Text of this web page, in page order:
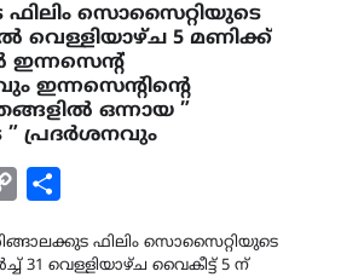
ഫിലിം സൊസൈറ്റിയുടെ
വെള്ളിയാഴ്ച 5 മണിക്ക്
ഇന്നസെന്റ്
ഒന്നായ ”
പ്രദർശനവും
Copy
ഫിലിം സൊസൈറ്റിയുടെ
31 വെള്ളിയാഴ്ച വൈകീട്ട് 5 ന്